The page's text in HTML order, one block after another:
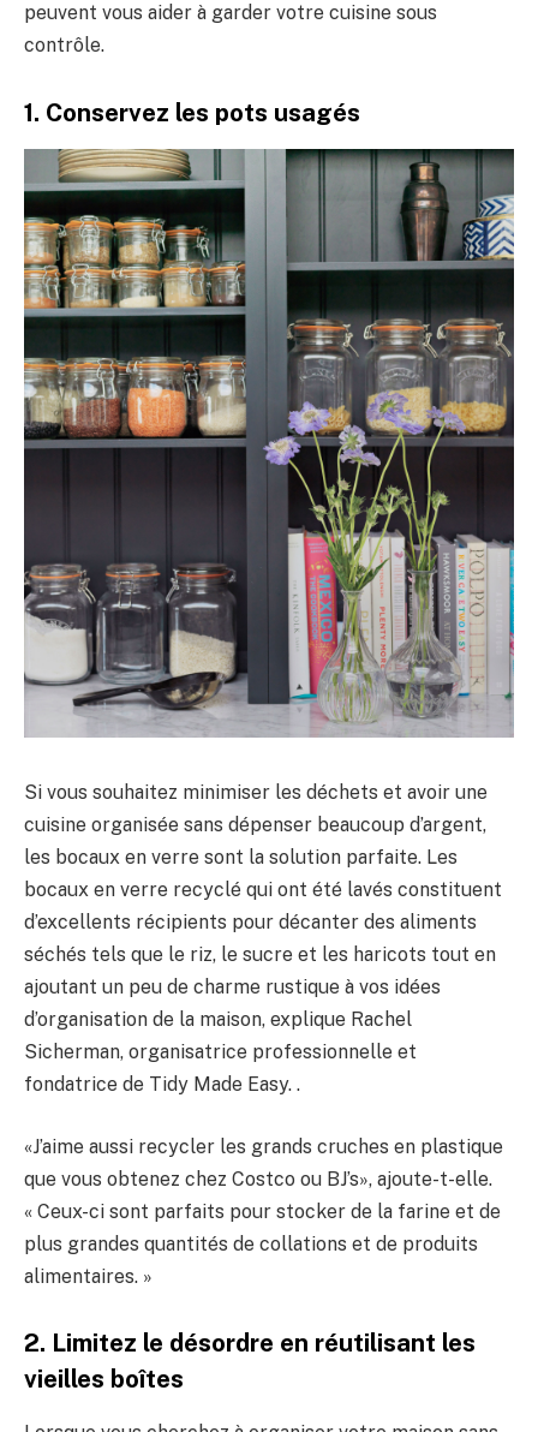
peuvent vous aider à garder votre cuisine sous
contrôle.
1. Conservez les pots usagés
Si vous souhaitez minimiser les déchets et avoir une
cuisine organisée sans dépenser beaucoup d’argent,
les bocaux en verre sont la solution parfaite. Les
bocaux en verre recyclé qui ont été lavés constituent
d’excellents récipients pour décanter des aliments
séchés tels que le riz, le sucre et les haricots tout en
ajoutant un peu de charme rustique à vos idées
d’organisation de la maison, explique Rachel
Sicherman, organisatrice professionnelle et
fondatrice de Tidy Made Easy. .
«J’aime aussi recycler les grands cruches en plastique
que vous obtenez chez Costco ou BJ’s», ajoute-t-elle.
« Ceux-ci sont parfaits pour stocker de la farine et de
plus grandes quantités de collations et de produits
alimentaires. »
2. Limitez le désordre en réutilisant les
vieilles boîtes